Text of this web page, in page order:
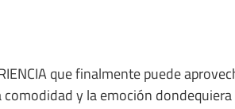
que finalmente puede
y la emoción